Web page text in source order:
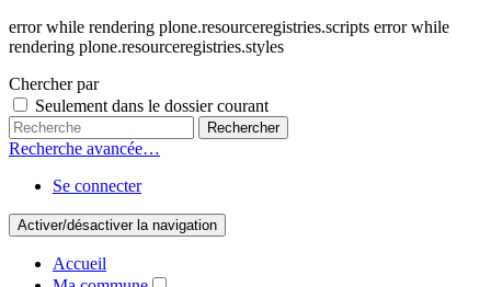
error while rendering plone.resourceregistries.scripts error while
rendering plone.resourceregistries.styles
Chercher par
Seulement dans le dossier courant
Recherche avancée…
Se connecter
Activer/désactiver la navigation
Accueil